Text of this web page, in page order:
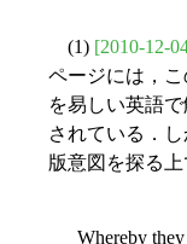
(1) [2010-12-
ページには，
を易しい英語
されている．
版意図を探る
Whereby